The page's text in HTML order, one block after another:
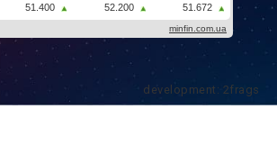
development: 2frags